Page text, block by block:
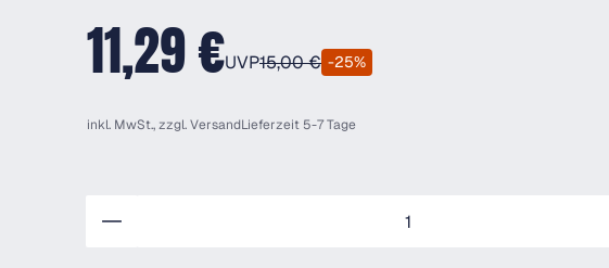
11,29 €UVP15,00 € -25%
inkl. MwSt., zzgl.VersandLieferzeit 5-7 Tage